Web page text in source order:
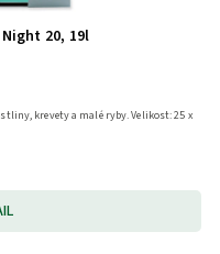
Night 20, 19l
krevety a malé ryby. Velikost: 25 x